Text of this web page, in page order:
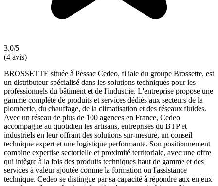
3.0/5
(4 avis)
BROSSETTE située à Pessac Cedeo, filiale du groupe Brossette, est
un distributeur spécialisé dans les solutions techniques pour les
professionnels du bâtiment et de l'industrie. L'entreprise propose une
gamme complète de produits et services dédiés aux secteurs de la
plomberie, du chauffage, de la climatisation et des réseaux fluides.
Avec un réseau de plus de 100 agences en France, Cedeo
accompagne au quotidien les artisans, entreprises du BTP et
industriels en leur offrant des solutions sur-mesure, un conseil
technique expert et une logistique performante. Son positionnement
combine expertise sectorielle et proximité territoriale, avec une offre
qui intègre à la fois des produits techniques haut de gamme et des
services à valeur ajoutée comme la formation ou l'assistance
technique. Cedeo se distingue par sa capacité à répondre aux enjeux